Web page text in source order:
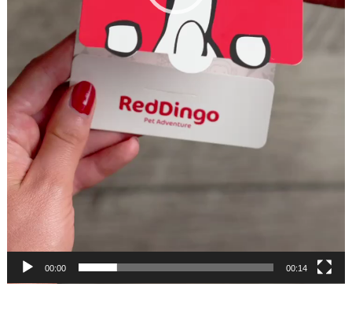
00:00 00:14